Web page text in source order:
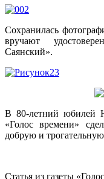
Сохранилась
вручают
Саянский».
В 80-летний юбилей
«Голос времени»
добрую и
Статья из газеты